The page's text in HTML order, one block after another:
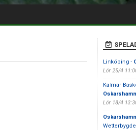
Linköping -
Lör 25/4
Kalmar
Lör 18/4